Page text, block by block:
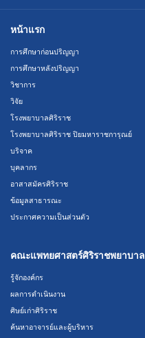
หน้าแรก
การศึกษาก่อนปริญญา
การศึกษาหลังปริญญา
วิชาการ
วิจัย
โรงพยาบาลศิริราช
โรงพยาบาลศิริราช ปิยมหาราชการุณย์
บริจาค
บุคลากร
อาสาสมัครศิริราช
ข้อมูลสาธารณะ
ประกาศความเป็นส่วนตัว
คณะแพทยศาสตร์ศิริราชพยาบาล
รู้จักองค์กร
ผลการดำเนินงาน
ศิษย์เก่าศิริราช
ค้นหาอาจารย์และผู้บริหาร